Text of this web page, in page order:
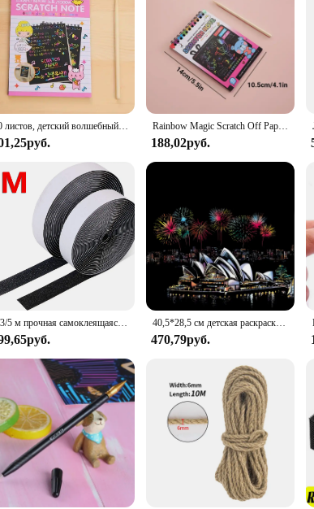
where they can be used to teach color theory,
colors and unique design, these notebooks are not just for
for a new way to express yourself, our Scratch Art
10 листов, детский волшебный блокнот для рисования «сделай сам» Rainbow Magic Scratch Off Paper Set Arts Scraping Painting Toy DIY Graffiti Book Montessori Educational Toys for Kids Gifts
188,02руб.
1/3/5 м прочная самоклеящаяся лента с застежкой-липучкой, волшебная нейлоновая наклейка, ленты для царапин с клеевым ремешком для рукоделия 20-50 мм 40,5*28,5 см детская раскраска скретч-изображение DIY игрушка город ночной вид/взрослый ручной работы скребковая бумага для рисования для снятия стресса
470,79руб.